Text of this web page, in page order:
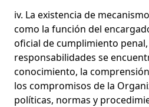
iv. La existencia de
como la función del
oficial de cumplimiento
responsabilidades se
conocimiento, la
los compromisos de la
políticas, normas y